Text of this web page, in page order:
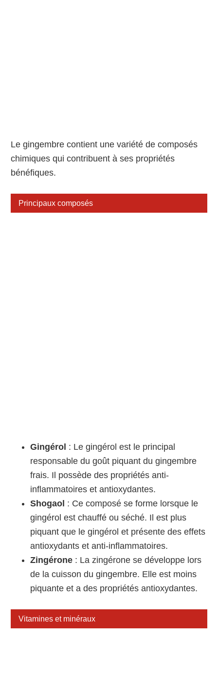
Le gingembre contient une variété de composés
chimiques qui contribuent à ses propriétés
bénéfiques.
Principaux composés
Gingérol : Le gingérol est le principal
responsable du goût piquant du gingembre
frais. Il possède des propriétés anti-
inflammatoires et antioxydantes.
Shogaol : Ce composé se forme lorsque le
gingérol est chauffé ou séché. Il est plus
piquant que le gingérol et présente des effets
antioxydants et anti-inflammatoires.
Zingérone : La zingérone se développe lors
de la cuisson du gingembre. Elle est moins
piquante et a des propriétés antioxydantes.
Vitamines et minéraux